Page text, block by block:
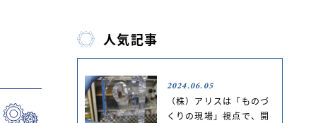
人気記事
2024.06.05
（株）アリスは「ものづ
くりの現場」視点で、開